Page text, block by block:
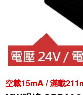
空載15mA / 滿載